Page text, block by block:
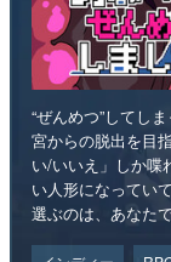
“ぜんめつ”してし
宮からの脱出を目
い/いいえ」しか喋
い人形になってい
選ぶのは、あなたで